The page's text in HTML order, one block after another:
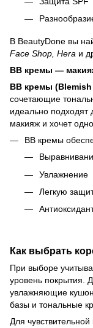
В BeautyDone вы
Face Shop, Hera и
ВВ кремы —
ВВ кремы (Blemish
сочетающие
идеально подходят
макияж и хочет
ВВ кремы
Увлажнение
Легкую
Как выбрать
При выборе
уровень покрытия.
увлажняющие
базы и тональные
Для